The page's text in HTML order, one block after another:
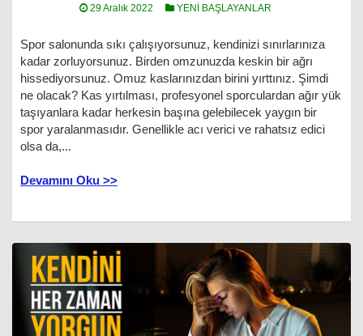
29 Aralık 2022 YENİ BAŞLAYANLAR
Spor salonunda sıkı çalışıyorsunuz, kendinizi sınırlarınıza
kadar zorluyorsunuz. Birden omzunuzda keskin bir ağrı
hissediyorsunuz. Omuz kaslarınızdan birini yırttınız. Şimdi
ne olacak? Kas yırtılması, profesyonel sporculardan ağır yük
taşıyanlara kadar herkesin başına gelebilecek yaygın bir
spor yaralanmasıdır. Genellikle acı verici ve rahatsız edici
olsa da,...
Devamını Oku >>